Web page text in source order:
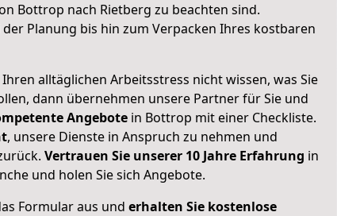
Bottrop nach Rietberg zu beachten sind.
Planung bis hin zum Verpacken Ihres kostbaren
alltäglichen Arbeitsstress nicht wissen, was Sie
dann übernehmen unsere Partner für Sie und
Angebote in Bottrop mit einer Checkliste.
, unsere Dienste in Anspruch zu nehmen und
Vertrauen Sie unserer 10 Jahre Erfahrung in
und holen Sie sich Angebote.
Formular aus und erhalten Sie kostenlose